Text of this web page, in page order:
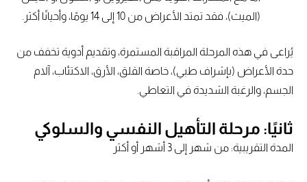
(الميث)، فقد تمتد الأعراض من 10 إلى 14 يومًا، وأحيانًا أكثر.
يُراعى في هذه المرحلة المراقبة المستمرة، وتقديم أدوية تخفف من
حدة الأعراض (بإشراف طبي)، خاصة القلق، الأرق، الاكتئاب، آلام
الجسم، والرغبة الشديدة في التعاطي.
ثانيًا: مرحلة التأهيل النفسي والسلوكي
المدة التقريبية: من شهر إلى 3 أشهر أو أكثر